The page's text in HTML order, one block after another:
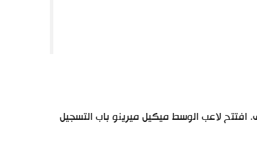
افتتح لاعب الوسط ميكيل ميرينو باب التسجيل